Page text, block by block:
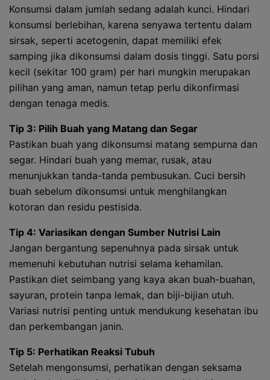
Konsumsi dalam jumlah sedang adalah kunci. Hindari
konsumsi berlebihan, karena senyawa tertentu dalam
sirsak, seperti acetogenin, dapat memiliki efek
samping jika dikonsumsi dalam dosis tinggi. Satu porsi
kecil (sekitar 100 gram) per hari mungkin merupakan
pilihan yang aman, namun tetap perlu dikonfirmasi
dengan tenaga medis.
Tip 3: Pilih Buah yang Matang dan Segar
Pastikan buah yang dikonsumsi matang sempurna dan
segar. Hindari buah yang memar, rusak, atau
menunjukkan tanda-tanda pembusukan. Cuci bersih
buah sebelum dikonsumsi untuk menghilangkan
kotoran dan residu pestisida.
Tip 4: Variasikan dengan Sumber Nutrisi Lain
Jangan bergantung sepenuhnya pada sirsak untuk
memenuhi kebutuhan nutrisi selama kehamilan.
Pastikan diet seimbang yang kaya akan buah-buahan,
sayuran, protein tanpa lemak, dan biji-bijian utuh.
Variasi nutrisi penting untuk mendukung kesehatan ibu
dan perkembangan janin.
Tip 5: Perhatikan Reaksi Tubuh
Setelah mengonsumsi, perhatikan dengan seksama